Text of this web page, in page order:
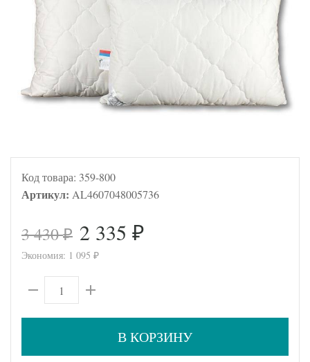
Код товара: 359-800
Артикул: AL4607048005736
3 430₽ 2 335 ₽
Экономия: 1 095 ₽
В КОРЗИНУ